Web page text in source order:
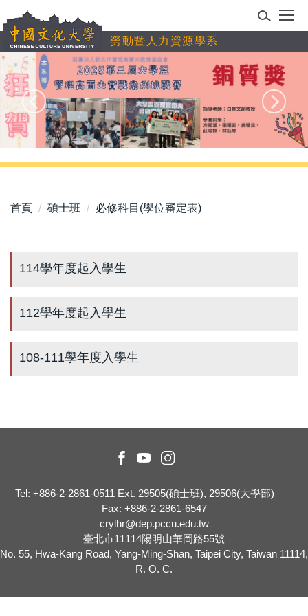
到
主
內
容
區
勞動暨人力資源學系
首頁 碩士班 必修科目(學位審定表)
114學年度起入學生
112學年度起入學生
108-111學年度入學生
Tel: +886-2-2861-0511 Ext. 29505(碩士班), 29506(大學部)
Fax: +886-2-2861-6547
crylhr@dep.pccu.edu.tw
臺北市11114陽明山華岡路55號
No. 55, Hwa-Kang Road, Yang-Ming-Shan, Taipei City, Taiwan 11114,
R. O. C.